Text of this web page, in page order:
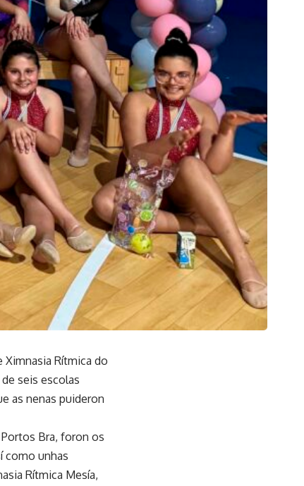
Ximnasia Rítmica do
seis escolas
as nenas puideron
Bra, foron os
como unhas
Rítmica Mesía,